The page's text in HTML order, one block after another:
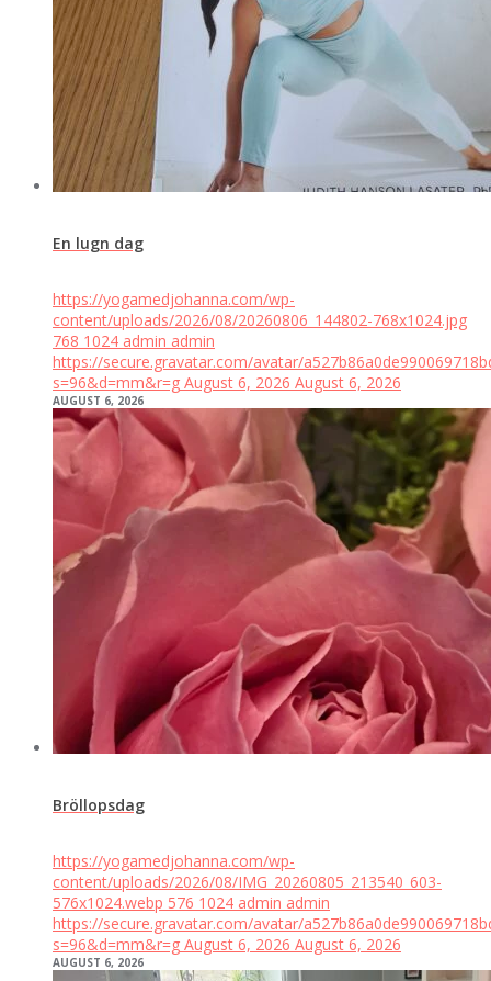
En lugn dag
https://yogamedjohanna.com/wp-
content/uploads/2026/08/20260806_144802-768x1024.jpg
768 1024 admin admin
https://secure.gravatar.com/avatar/
s=96&d=mm&r=g August 6, 2026 August 6, 2026
AUGUST 6, 2026
Bröllopsdag
https://yogamedjohanna.com/wp-
content/uploads/2026/08/IMG_20260805_213540_603-
576x1024.webp 576 1024 admin admin
https://secure.gravatar.com/avatar/
s=96&d=mm&r=g August 6, 2026 August 6, 2026
AUGUST 6, 2026